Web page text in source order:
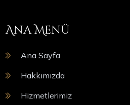
Ana Menü
Ana Sayfa
Hakkımızda
Hizmetlerimiz